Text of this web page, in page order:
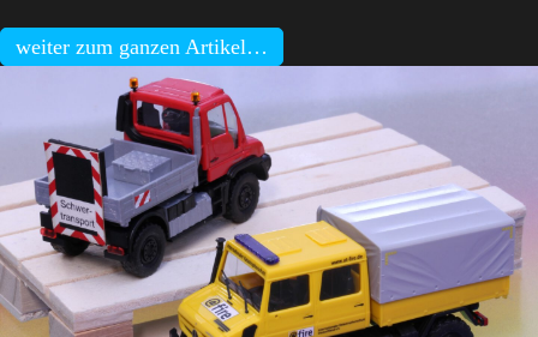
weiter zum ganzen Artikel…